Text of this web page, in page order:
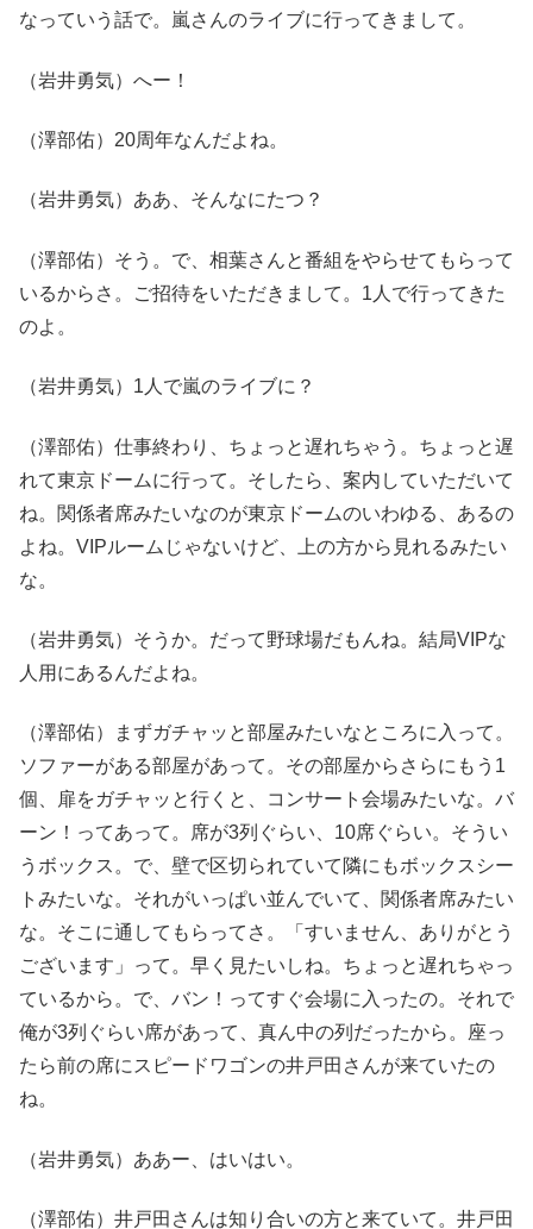
なっていう話で。嵐さんのライブに行ってきまして。
（岩井勇気）へー！
（澤部佑）20周年なんだよね。
（岩井勇気）ああ、そんなにたつ？
（澤部佑）そう。で、相葉さんと番組をやらせてもらって
いるからさ。ご招待をいただきまして。1人で行ってきた
のよ。
（岩井勇気）1人で嵐のライブに？
（澤部佑）仕事終わり、ちょっと遅れちゃう。ちょっと遅
れて東京ドームに行って。そしたら、案内していただいて
ね。関係者席みたいなのが東京ドームのいわゆる、あるの
よね。VIPルームじゃないけど、上の方から見れるみたい
な。
（岩井勇気）そうか。だって野球場だもんね。結局VIPな
人用にあるんだよね。
（澤部佑）まずガチャッと部屋みたいなところに入って。
ソファーがある部屋があって。その部屋からさらにもう1
個、扉をガチャッと行くと、コンサート会場みたいな。バ
ーン！ってあって。席が3列ぐらい、10席ぐらい。そうい
うボックス。で、壁で区切られていて隣にもボックスシー
トみたいな。それがいっぱい並んでいて、関係者席みたい
な。そこに通してもらってさ。「すいません、ありがとう
ございます」って。早く見たいしね。ちょっと遅れちゃっ
ているから。で、バン！ってすぐ会場に入ったの。それで
俺が3列ぐらい席があって、真ん中の列だったから。座っ
たら前の席にスピードワゴンの井戸田さんが来ていたの
ね。
（岩井勇気）ああー、はいはい。
（澤部佑）井戸田さんは知り合いの方と来ていて。井戸田